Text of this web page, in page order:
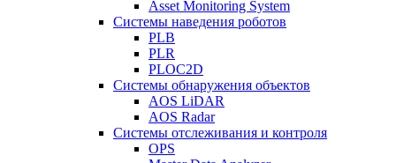
Asset Monitoring System
Системы наведения роботов
PLB
PLR
PLOC2D
Системы обнаружения объектов
AOS LiDAR
AOS Radar
Системы отслеживания и контроля
OPS